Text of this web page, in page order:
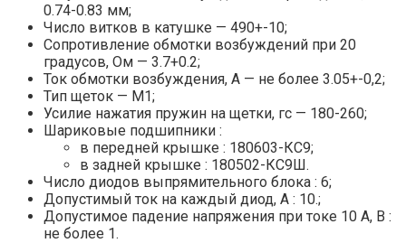
0.74-0.83 мм;
Число витков в катушке — 490+-10;
Сопротивление обмотки возбуждений при 20
градусов, Ом — 3.7+0.2;
Ток обмотки возбуждения, А — не более 3.05+-0,2;
Тип щеток — М1;
Усилие нажатия пружин на щетки, гс — 180-260;
Шариковые подшипники :
в передней крышке : 180603-КС9;
в задней крышке : 180502-КС9Ш.
Число диодов выпрямительного блока : 6;
Допустимый ток на каждый диод, А : 10.;
Допустимое падение напряжения при токе 10 А, В :
не более 1.